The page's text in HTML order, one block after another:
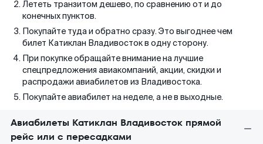
Лететь транзитом дешево, по сравнению от и до
конечных пунктов.
Покупайте туда и обратно сразу. Это выгоднее чем
билет Катиклан Владивосток в одну сторону.
При покупке обращайте внимание на лучшие
спецпредложения авиакомпаний, акции, скидки и
распродажи авиабилетов из Владивостока.
Покупайте авиабилет на неделе, а не в выходные.
Авиабилеты Катиклан Владивосток прямой
рейс или с пересадками